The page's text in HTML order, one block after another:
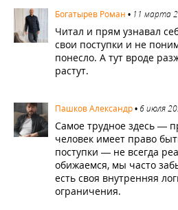
2118 Богатырев Роман • 11 марта
Читал и прям узнавал
свои поступки и не
понесло. А тут вроде
растут.
3248 Пашков Александр• 6 июля
Самое трудное здесь —
человек имеет право
поступки — не всегда
обижаемся, мы часто
есть своя внутренняя
ограничения.